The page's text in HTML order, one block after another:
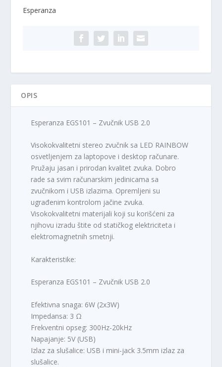
2.0
Esperanza
OPIS
Esperanza EGS101 – Zvučnik USB 2.0
Visokokvalitetni stereo zvučnik sa LED RAINBOW
osvetljenjem za laptopove i desktop računare.
Pružaju jasan i prirodan kvalitet zvuka. Dobro
rade sa svim računarskim jedinicama sa
zvučnikom i USB izlazima. Opremljeni su
ugrađenim kontrolom jačine zvuka.
Visokokvalitetni materijali koji su korišćeni za
njihovu izradu štite od statičkog elektriciteta i
elektromagnetnih smetnji.
Karakteristike:
Esperanza EGS101 – Zvučnik USB 2.0
Efektivna snaga: 6W (2x3W)
Impedansa: 3 Ω
Frekventni opseg: 300Hz-20kHz
Napajanje: 5V (USB)
Izlaz za slušalice: USB i mini-jack 3.5mm izlaz za
slušalice.